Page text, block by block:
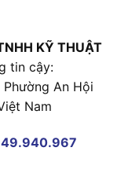
KỸ THUẬT
tin cậy:
An Hội
Nam